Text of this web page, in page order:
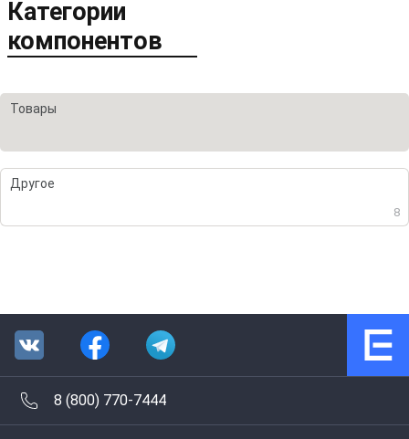
Категории
компонентов
Товары
Другое
8
8 (800) 770-7444